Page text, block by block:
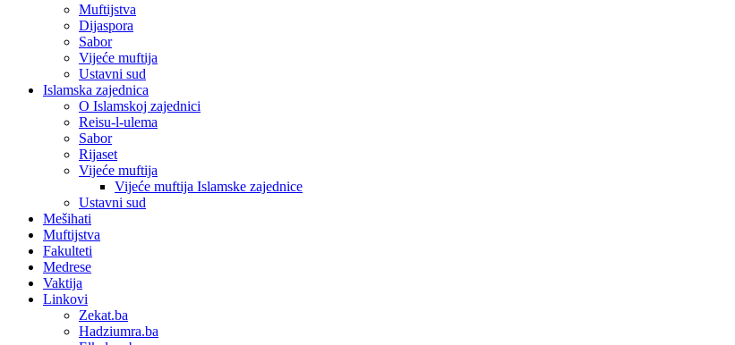
Muftijstva
Dijaspora
Sabor
Vijeće muftija
Ustavni sud
Islamska zajednica
O Islamskoj zajednici
Reisu-l-ulema
Sabor
Rijaset
Vijeće muftija
Vijeće muftija Islamske zajednice
Ustavni sud
Mešihati
Muftijstva
Fakulteti
Medrese
Vaktija
Linkovi
Zekat.ba
Hadziumra.ba